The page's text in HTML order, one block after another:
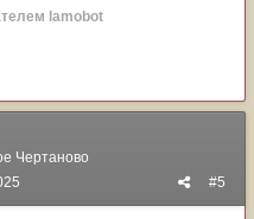
lamobot
Чертаново
#5